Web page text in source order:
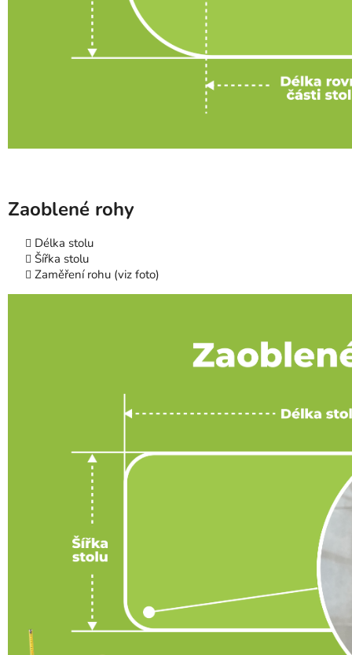
Zaoblené rohy
Délka stolu
Šířka stolu
Zaměření rohu (viz foto)